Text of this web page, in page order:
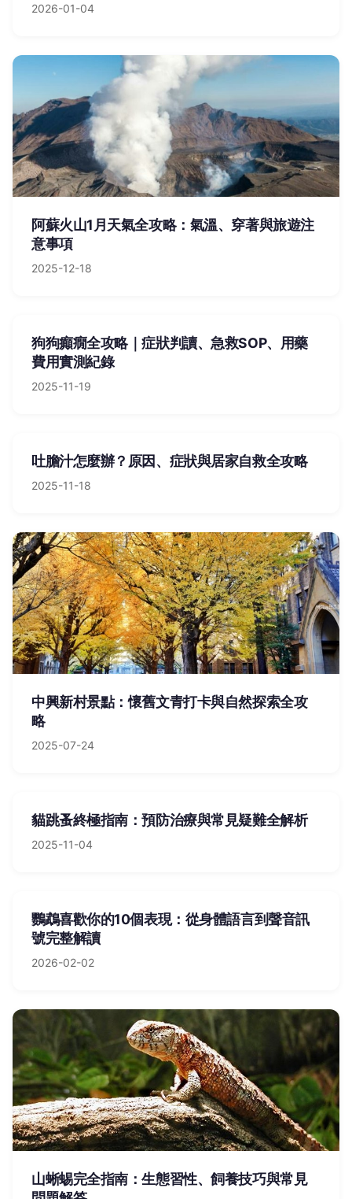
2026-01-04
阿蘇火山1月天氣全攻略：氣溫、穿著與旅遊注
意事項
2025-12-18
狗狗癲癇全攻略｜症狀判讀、急救SOP、用藥
費用實測紀錄
2025-11-19
吐膽汁怎麼辦？原因、症狀與居家自救全攻略
2025-11-18
中興新村景點：懷舊文青打卡與自然探索全攻
略
2025-07-24
貓跳蚤終極指南：預防治療與常見疑難全解析
2025-11-04
鸚鵡喜歡你的10個表現：從身體語言到聲音訊
號完整解讀
2026-02-02
山蜥蜴完全指南：生態習性、飼養技巧與常見